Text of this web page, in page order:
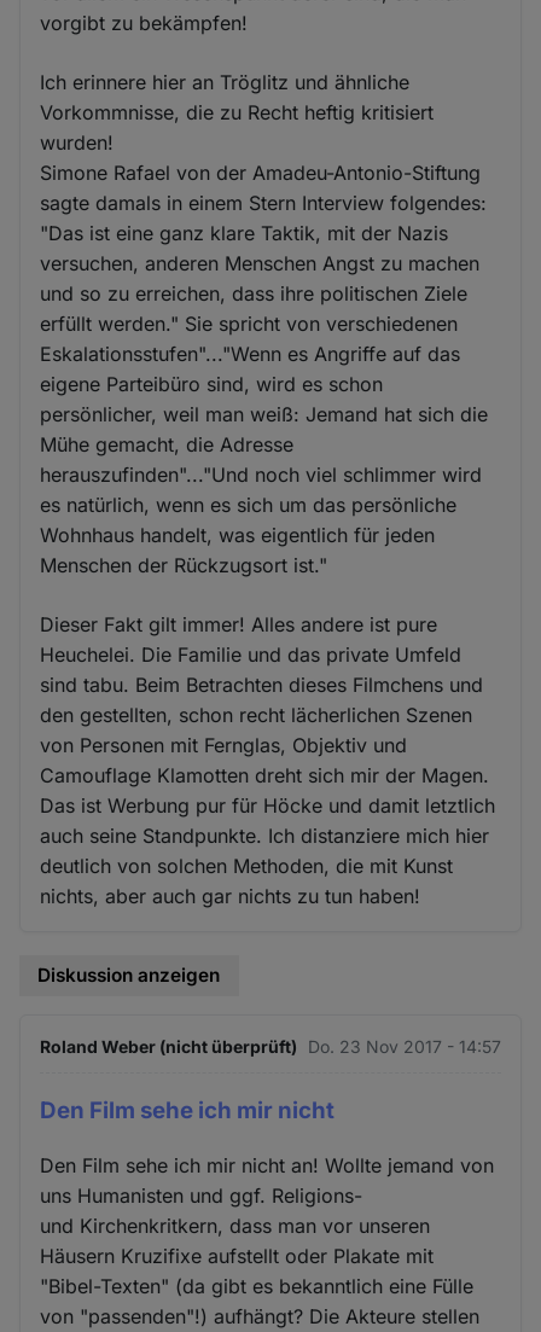
vorgibt zu bekämpfen!
Ich erinnere hier an Tröglitz und ähnliche
Vorkommnisse, die zu Recht heftig kritisiert
wurden!
Simone Rafael von der Amadeu-Antonio-Stiftung
sagte damals in einem Stern Interview folgendes:
"Das ist eine ganz klare Taktik, mit der Nazis
versuchen, anderen Menschen Angst zu machen
und so zu erreichen, dass ihre politischen Ziele
erfüllt werden." Sie spricht von verschiedenen
Eskalationsstufen"..."Wenn es Angriffe auf das
eigene Parteibüro sind, wird es schon
persönlicher, weil man weiß: Jemand hat sich die
Mühe gemacht, die Adresse
herauszufinden"..."Und noch viel schlimmer wird
es natürlich, wenn es sich um das persönliche
Wohnhaus handelt, was eigentlich für jeden
Menschen der Rückzugsort ist."
Dieser Fakt gilt immer! Alles andere ist pure
Heuchelei. Die Familie und das private Umfeld
sind tabu. Beim Betrachten dieses Filmchens und
den gestellten, schon recht lächerlichen Szenen
von Personen mit Fernglas, Objektiv und
Camouflage Klamotten dreht sich mir der Magen.
Das ist Werbung pur für Höcke und damit letztlich
auch seine Standpunkte. Ich distanziere mich hier
deutlich von solchen Methoden, die mit Kunst
nichts, aber auch gar nichts zu tun haben!
Diskussion anzeigen
Roland Weber (nicht überprüft) Do. 23 Nov 2017 - 14:57
Den Film sehe ich mir nicht
Den Film sehe ich mir nicht an! Wollte jemand von
uns Humanisten und ggf. Religions-
und Kirchenkritkern, dass man vor unseren
Häusern Kruzifixe aufstellt oder Plakate mit
"Bibel-Texten" (da gibt es bekanntlich eine Fülle
von "passenden"!) aufhängt? Die Akteure stellen